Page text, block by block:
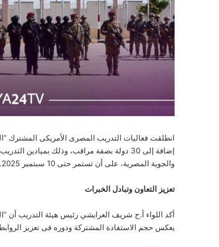
إضافة إلى 30 دولة بصفة مراقب، وذلك
والجوية المصرية، على أن تستمر حتى 10 سبتمبر 2025.
تعزيز التعاون وتبادل الخبرات
أكد اللواء أ.ح شريف العرايشي رئيس هيئة التدريب أن
يعكس حجم الاستفادة المشتركة ودوره فى تعزيز